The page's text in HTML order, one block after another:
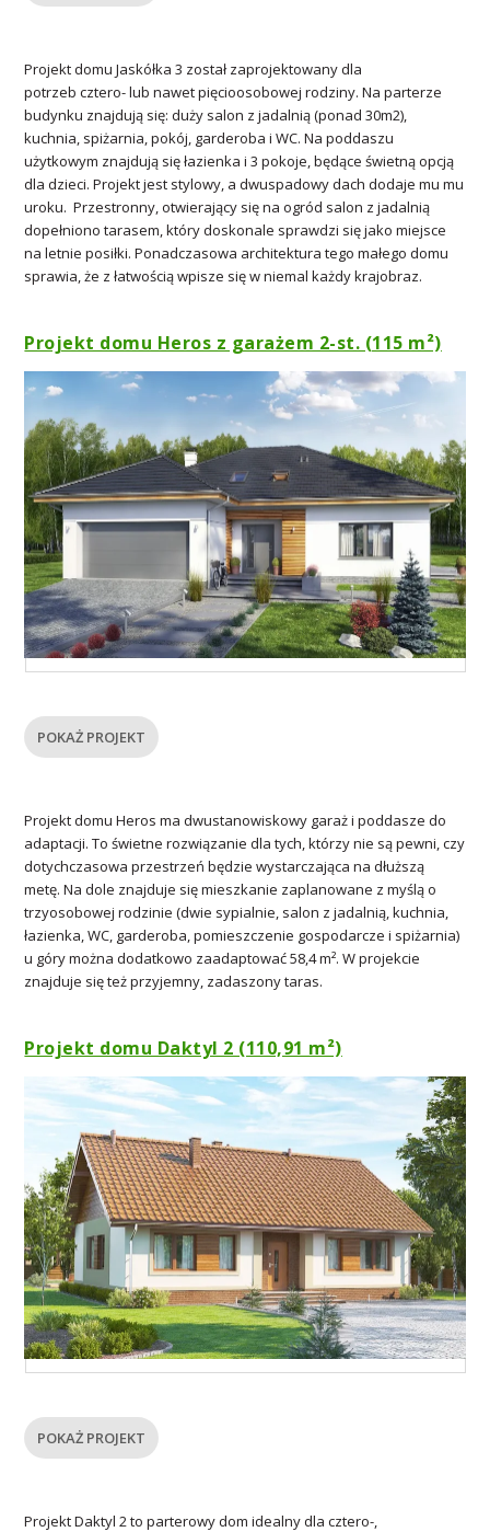
Projekt domu Jaskółka 3 został zaprojektowany dla
potrzeb cztero- lub nawet pięcioosobowej rodziny. Na parterze
budynku znajdują się: duży salon z jadalnią (ponad 30m2),
kuchnia, spiżarnia, pokój, garderoba i WC. Na poddaszu
użytkowym znajdują się łazienka i 3 pokoje, będące świetną opcją
dla dzieci. Projekt jest stylowy, a dwuspadowy dach dodaje mu mu
uroku. Przestronny, otwierający się na ogród salon z jadalnią
dopełniono tarasem, który doskonale sprawdzi się jako miejsce
na letnie posiłki. Ponadczasowa architektura tego małego domu
sprawia, że z łatwością wpisze się w niemal każdy krajobraz.
Projekt domu Heros z garażem 2-st. (115 m²)
POKAŻ PROJEKT
Projekt domu Heros ma dwustanowiskowy garaż i poddasze do
adaptacji. To świetne rozwiązanie dla tych, którzy nie są pewni, czy
dotychczasowa przestrzeń będzie wystarczająca na dłuższą
metę. Na dole znajduje się mieszkanie zaplanowane z myślą o
trzyosobowej rodzinie (dwie sypialnie, salon z jadalnią, kuchnia,
łazienka, WC, garderoba, pomieszczenie gospodarcze i spiżarnia)
u góry można dodatkowo zaadaptować 58,4 m². W projekcie
znajduje się też przyjemny, zadaszony taras.
Projekt domu Daktyl 2 (110,91 m²)
POKAŻ PROJEKT
Projekt Daktyl 2 to parterowy dom idealny dla cztero-,